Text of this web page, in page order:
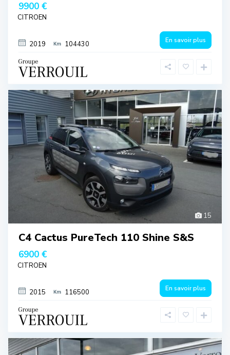
9900 €
CITROEN
2019 104430 En savoir plus
15
C4 Cactus PureTech 110 Shine S&S
6900 €
CITROEN
2015 116500 En savoir plus